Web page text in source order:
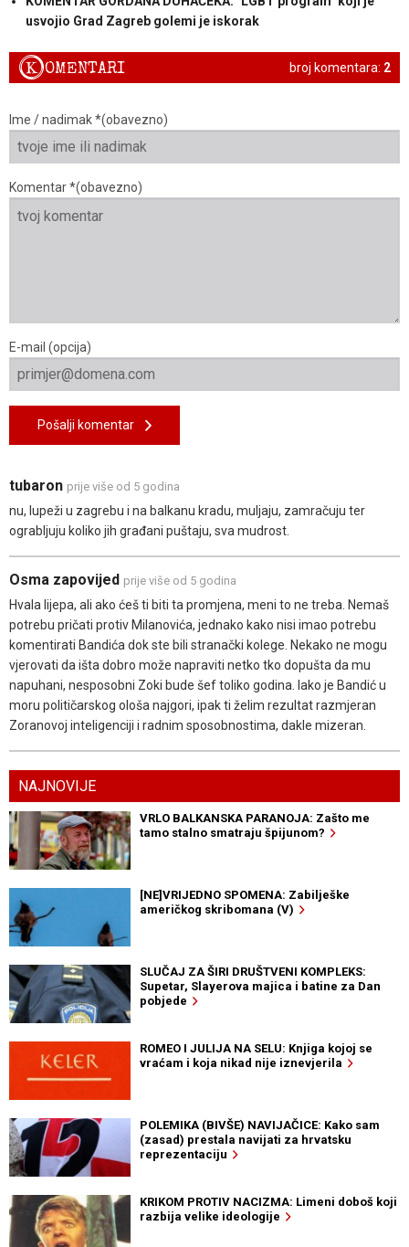
usvojio Grad Zagreb golemi je iskorak
broj komentara: 2
KOMENTARI
Ime / nadimak *(obavezno)
Komentar *(obavezno)
E-mail (opcija)
Pošalji komentar
tubaron prije više od 5 godina
nu, lupeži u zagrebu i na balkanu kradu, muljaju, zamračuju ter
ograbljuju koliko jih građani puštaju, sva mudrost.
Osma zapovijed prije više od 5 godina
Hvala lijepa, ali ako ćeš ti biti ta promjena, meni to ne treba. Nemaš
potrebu pričati protiv Milanovića, jednako kako nisi imao potrebu
komentirati Bandića dok ste bili stranački kolege. Nekako ne mogu
vjerovati da išta dobro može napraviti netko tko dopušta da mu
napuhani, nesposobni Zoki bude šef toliko godina. Iako je Bandić u
moru političarskog ološa najgori, ipak ti želim rezultat razmjeran
Zoranovoj inteligenciji i radnim sposobnostima, dakle mizeran.
NAJNOVIJE
VRLO BALKANSKA PARANOJA: Zašto me
tamo stalno smatraju špijunom?
[NE]VRIJEDNO SPOMENA: Zabilješke
američkog skribomana (V)
SLUČAJ ZA ŠIRI DRUŠTVENI KOMPLEKS:
Supetar, Slayerova majica i batine za Dan
pobjede
ROMEO I JULIJA NA SELU: Knjiga kojoj se
vraćam i koja nikad nije iznevjerila
POLEMIKA (BIVŠE) NAVIJAČICE: Kako sam
(zasad) prestala navijati za hrvatsku
reprezentaciju
KRIKOM PROTIV NACIZMA: Limeni doboš koji
razbija velike ideologije